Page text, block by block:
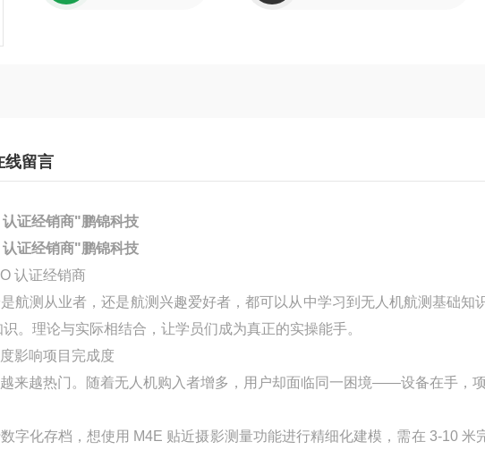
线留言
证经销商"鹏锦科技
证经销商"鹏锦科技
航测从业者，还是航测兴趣爱好者，都可以从中学习到无人机航测基础知
。理论与实际相结合，让学员们成为真正的实操能手。
影响项目完成度
来越热门。随着无人机购入者增多，用户却面临同一困境——设备在手，项
字化存档，想使用 M4E 贴近摄影测量功能进行精细化建模，需在 3-10